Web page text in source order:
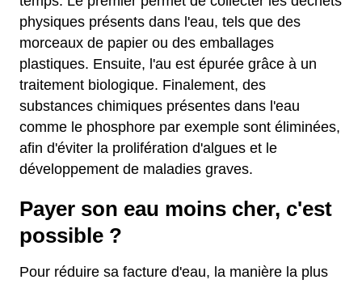
physiques présents dans l'eau, tels que des
morceaux de papier ou des emballages
plastiques. Ensuite, l'au est épurée grâce à un
traitement biologique. Finalement, des
substances chimiques présentes dans l'eau
comme le phosphore par exemple sont éliminées,
afin d'éviter la prolifération d'algues et le
développement de maladies graves.
Payer son eau moins cher, c'est
possible ?
Pour réduire sa facture d'eau, la manière la plus